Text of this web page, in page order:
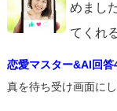
めまし
てくれ
恋愛マスター&AI回答
真を待ち受け画面に